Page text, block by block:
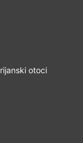
otoci